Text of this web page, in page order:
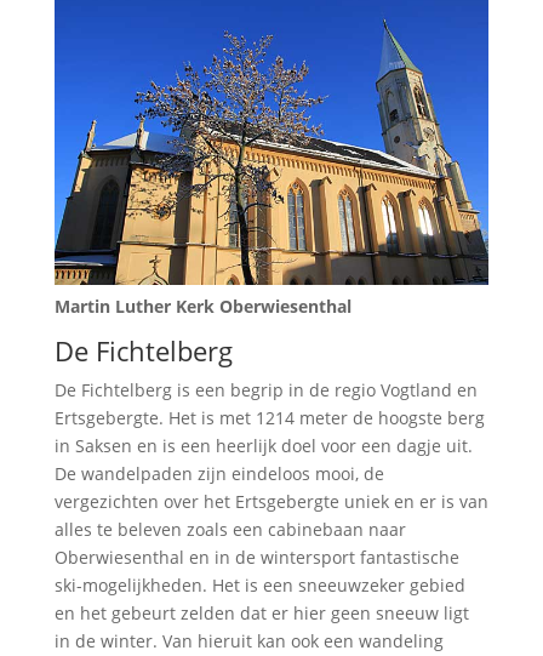
Martin Luther Kerk Oberwiesenthal
De Fichtelberg
De Fichtelberg is een begrip in de regio Vogtland en
Ertsgebergte. Het is met 1214 meter de hoogste berg
in Saksen en is een heerlijk doel voor een dagje uit.
De wandelpaden zijn eindeloos mooi, de
vergezichten over het Ertsgebergte uniek en er is van
alles te beleven zoals een cabinebaan naar
Oberwiesenthal en in de wintersport fantastische
ski-mogelijkheden. Het is een sneeuwzeker gebied
en het gebeurt zelden dat er hier geen sneeuw ligt
in de winter. Van hieruit kan ook een wandeling